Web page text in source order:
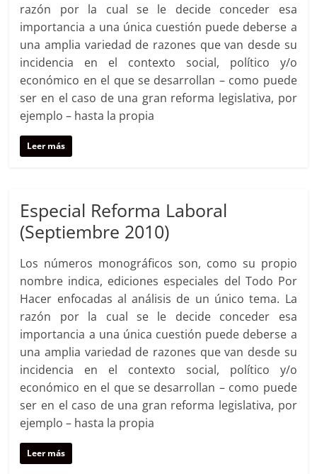
razón por la cual se le decide conceder esa
importancia a una única cuestión puede deberse a
una amplia variedad de razones que van desde su
incidencia en el contexto social, político y/o
económico en el que se desarrollan – como puede
ser en el caso de una gran reforma legislativa, por
ejemplo – hasta la propia
Leer más
Especial Reforma Laboral
(Septiembre 2010)
Los números monográficos son, como su propio
nombre indica, ediciones especiales del Todo Por
Hacer enfocadas al análisis de un único tema. La
razón por la cual se le decide conceder esa
importancia a una única cuestión puede deberse a
una amplia variedad de razones que van desde su
incidencia en el contexto social, político y/o
económico en el que se desarrollan – como puede
ser en el caso de una gran reforma legislativa, por
ejemplo – hasta la propia
Leer más